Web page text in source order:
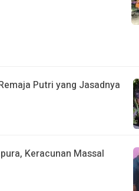
Putri yang Jasadnya
Keracunan Massal